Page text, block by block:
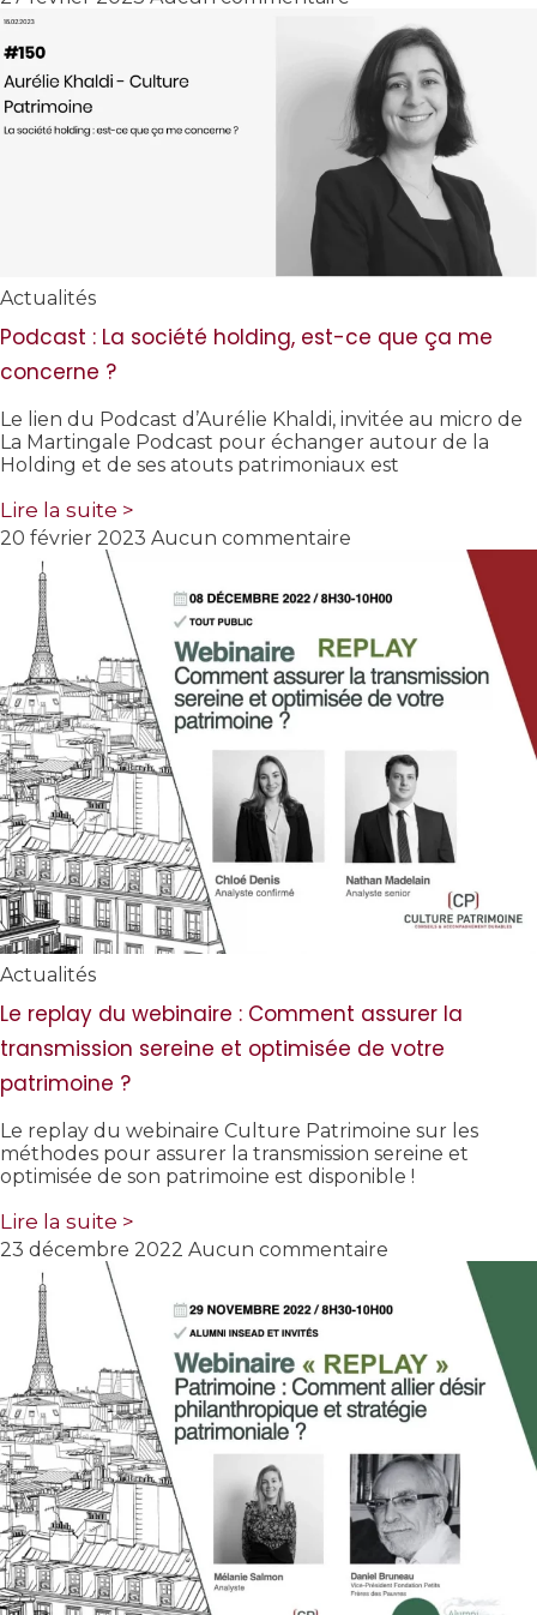
Actualités
Podcast : La société holding, est-ce que ça me
concerne ?
Le lien du Podcast d’Aurélie Khaldi, invitée au micro de
La Martingale Podcast pour échanger autour de la
Holding et de ses atouts patrimoniaux est
Lire la suite >
20 février 2023 Aucun commentaire
Actualités
Le replay du webinaire : Comment assurer la
transmission sereine et optimisée de votre
patrimoine ?
Le replay du webinaire Culture Patrimoine sur les
méthodes pour assurer la transmission sereine et
optimisée de son patrimoine est disponible !
Lire la suite >
23 décembre 2022 Aucun commentaire